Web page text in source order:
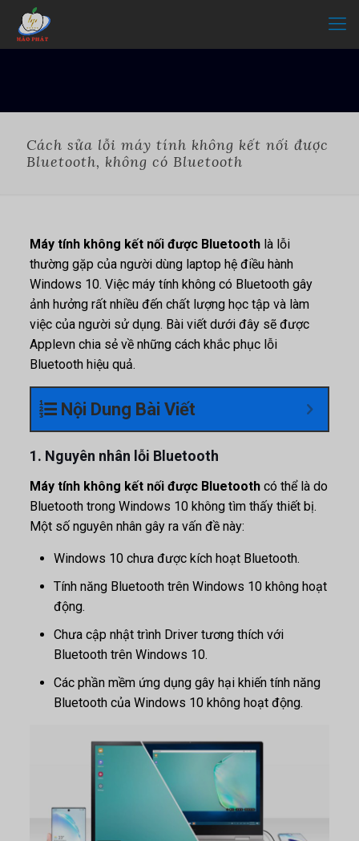
Cách sửa lỗi máy tính không kết nối được
Bluetooth, không có Bluetooth
Máy tính không kết nối được Bluetoothlà lỗi
thường gặp của người dùng laptop hệ điều hành
Windows 10. Việc máy tính không có Bluetooth gây
ảnh hưởng rất nhiều đến chất lượng học tập và làm
việc của người sử dụng. Bài viết dưới đây sẽ được
Applevn chia sẻ về những cách khắc phục lỗi
Bluetooth hiệu quả.
Nội Dung Bài Viết
1. Nguyên nhân lỗi Bluetooth
Máy tính không kết nối được Bluetoothcó thể là do
Bluetooth trong Windows 10 không tìm thấy thiết bị.
Một số nguyên nhân gây ra vấn đề này:
Windows 10 chưa được kích hoạt Bluetooth.
Tính năng Bluetooth trên Windows 10 không hoạt
động.
Chưa cập nhật trình Driver tương thích với
Bluetooth trên Windows 10.
Các phần mềm ứng dụng gây hại khiến tính năng
Bluetooth của Windows 10 không hoạt động.